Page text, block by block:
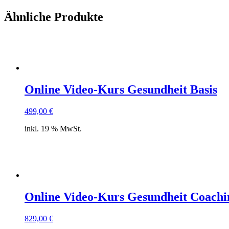
Ähnliche Produkte
Online Video-Kurs Gesundheit Basis
499,00 €
inkl. 19 % MwSt.
Online Video-Kurs Gesundheit
829,00 €